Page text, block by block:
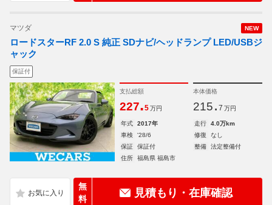
NEW
マツダ
ロードスターRF 2.0 S 純正 SDナビ/ヘッドランプ LED/USBジ
ャック
保証付
支払総額
227.5 万円
本体価格
215. 7 万円
年式 2017年 走行
4.0万km
車検
'28/6 修復
なし
保証
保証付 整備
法定整備付
住所
福島県 福島市
無
料
見積もり・在庫確認